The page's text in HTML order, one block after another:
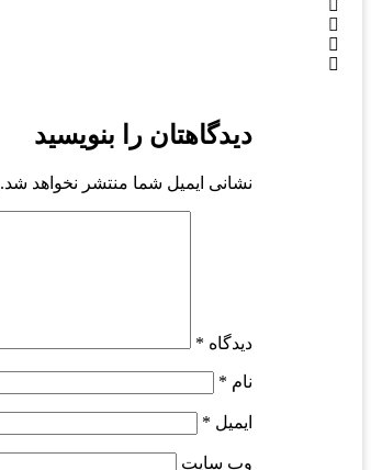
دیدگاهتان را بنویسید
نشانی ایمیل شما منتشر نخواهد شد.
دیدگاه *
نام *
ایمیل *
وب‌ سایت